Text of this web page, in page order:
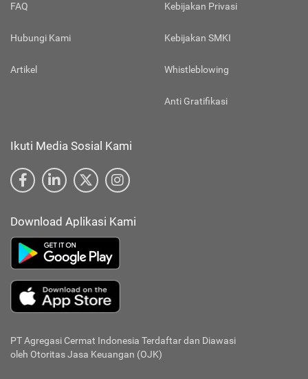
FAQ
Hubungi Kami
Artikel
Kebijakan Privasi
Kebijakan SMKI
Whistleblowing
Anti Gratifikasi
Ikuti Media Sosial Kami
Download Aplikasi Kami
PT Agregasi Cermat Indonesia Terdaftar dan Diawasi
oleh Otoritas Jasa Keuangan (OJK)